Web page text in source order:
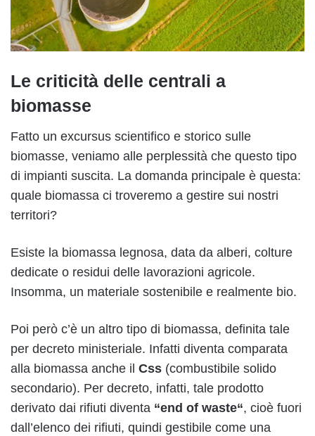
Le criticità delle centrali a
biomasse
Fatto un excursus scientifico e storico sulle
biomasse, veniamo alle perplessità che questo tipo
di impianti suscita. La domanda principale è questa:
quale biomassa ci troveremo a gestire sui nostri
territori?
Esiste la biomassa legnosa, data da alberi, colture
dedicate o residui delle lavorazioni agricole.
Insomma, un materiale sostenibile e realmente bio.
Poi però c’è un altro tipo di biomassa, definita tale
per decreto ministeriale. Infatti diventa comparata
alla biomassa anche il Css (combustibile solido
secondario). Per decreto, infatti, tale prodotto
derivato dai rifiuti diventa “end of waste“, cioè fuori
dall’elenco dei rifiuti, quindi gestibile come una